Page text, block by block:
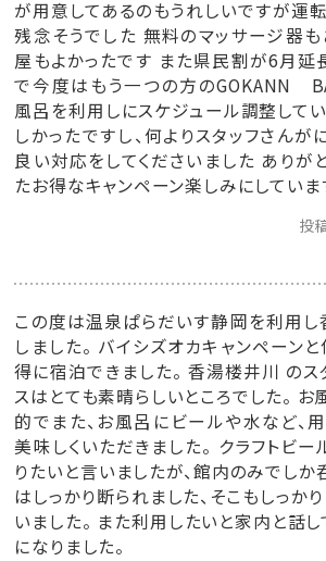
が用意してあるのもうれしいですが運
残念そうでした 無料のマッサージ器
屋もよかったです また県民割が6月延
で今度はもう一つの方のGOKANN
風呂を利用しにスケジュール調整して
しかったですし、何よりスタッフさん
良い対応をしてくださいました ありが
たお得なキャンペーン楽しみにしていま
投
この度は温泉ぱらだいす静岡を利用
しました。 バイシズオカキャンペーン
得に宿泊できました。 香湯楼井川 のス
スはとても素晴らしいところでした。
的でまた、お風呂にビールや水など、
美味しくいただきました。 クラフトビ
りたいと言いましたが、館内のみでし
はしっかり断られました、そこもしっか
いました。 また利用したいと家内と話
になりました。